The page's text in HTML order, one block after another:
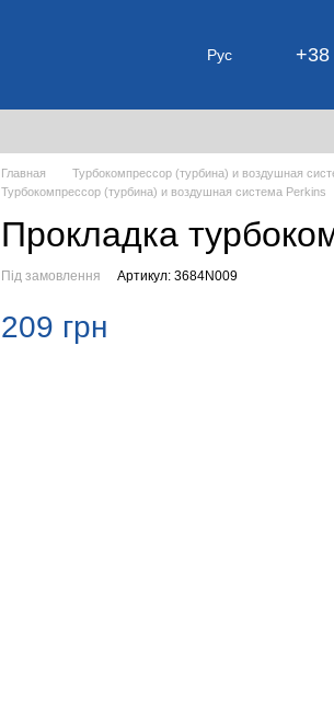
Рус +38
Главная
Турбокомпрессор (турбина) и воздушная
Турбокомпрессор (турбина) и воздушная система Perkins
Прокладка
Під замовлення Артикул: 3684N009
209 грн